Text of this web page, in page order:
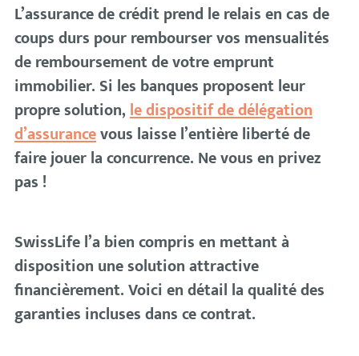
L’assurance de crédit prend le relais en cas de
coups durs pour rembourser vos mensualités
de remboursement de votre emprunt
immobilier. Si les banques proposent leur
propre solution,le dispositif de délégation
d’assurancevous laisse l’entière liberté de
faire jouer la concurrence. Ne vous en privez
pas !
SwissLife l’a bien compris en mettant à
disposition une solution attractive
financièrement. Voici en détail la qualité des
garanties incluses dans ce contrat.